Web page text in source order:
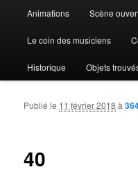
Animations Scène
Le coin des musiciens
Historique Objets
40
Publié le 11 février 2018 à